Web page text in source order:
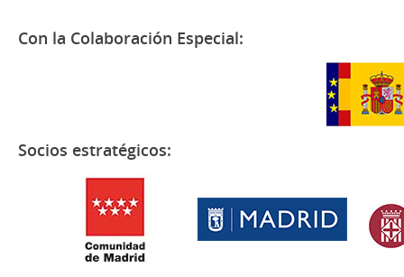
Con la Colaboración Especial:
Socios estratégicos: